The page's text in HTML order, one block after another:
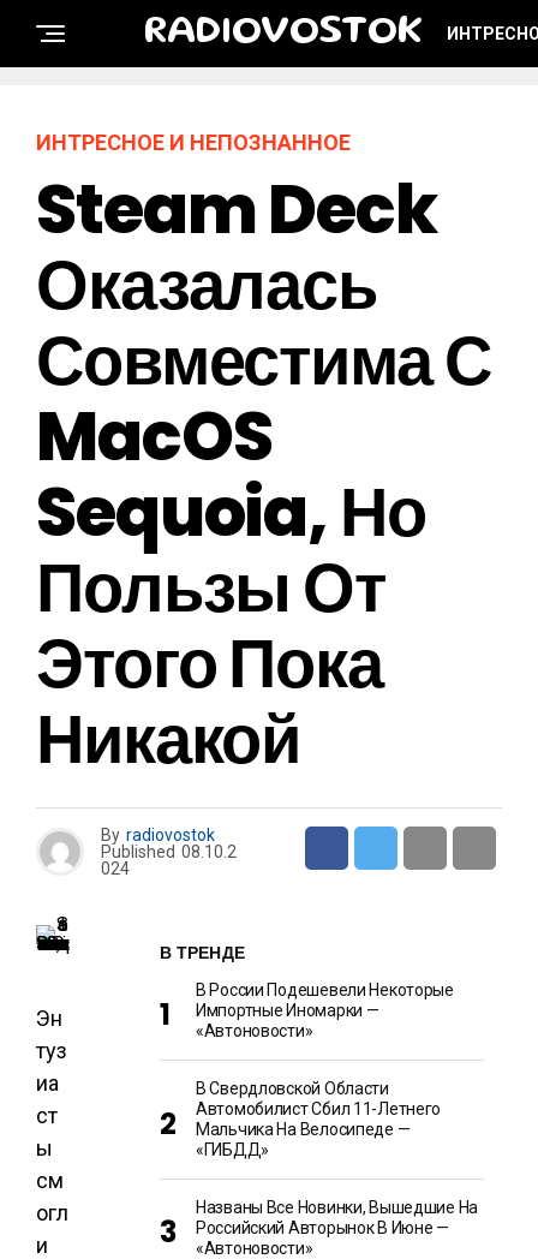
RADIOVOSTOK
ИНТРЕСНОЕ И НЕПОЗНАННОЕ
Steam Deck
Оказалась
Совместима С
MacOS
Sequoia, Но
Пользы От
Этого Пока
Никакой
By radiovostok
Published 08.10.2
024
Эн
туз
иа
ст
ы
см
огл
и
В ТРЕНДЕ
В России Подешевели Некоторые
Импортные Иномарки —
«Автоновости»
В Свердловской Области
Автомобилист Сбил 11-Летнего
Мальчика На Велосипеде —
«ГИБДД»
Названы Все Новинки, Вышедшие На
Российский Авторынок В Июне —
«Автоновости»